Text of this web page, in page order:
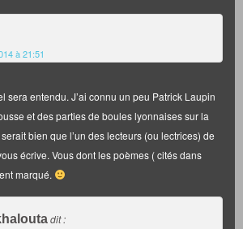
à 21:51
sera entendu. J’ai connu un peu Patrick Laupin
et des parties de boules lyonnaises sur la
bien que l’un des lecteurs (ou lectrices) de
écrive. Vous dont les poèmes ( cités dans
marqué.
dit :